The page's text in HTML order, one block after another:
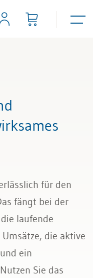
für den
fängt bei der
laufende
die aktive
und ein
Sie das